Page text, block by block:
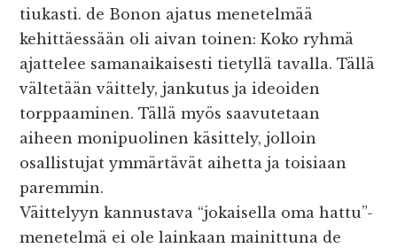
tiukasti. de Bonon ajatus menetelmää
kehittäessään oli aivan toinen: Koko ryhmä
ajattelee samanaikaisesti tietyllä tavalla. Tällä
vältetään väittely, jankutus ja ideoiden
torppaaminen. Tällä myös saavutetaan
aiheen monipuolinen käsittely, jolloin
osallistujat ymmärtävät aihetta ja toisiaan
paremmin.
Väittelyyn kannustava “jokaisella oma hattu”-
menetelmä ei ole lainkaan mainittuna de